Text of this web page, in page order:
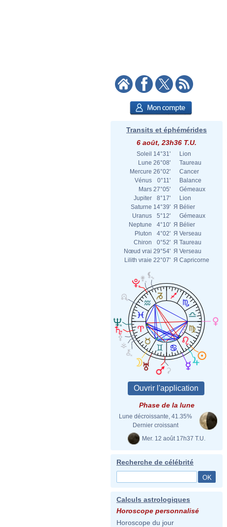
Transits et éphémérides
6 août, 23h36 T.U.
Soleil 14°31'
Lion
Lune 26°08'
Taureau
Mercure 26°02'
Cancer
Vénus
0°11'
Balance
Mars 27°05'
Gémeaux
Jupiter
8°17'
Lion
Saturne 14°39' Я Bélier
Uranus
5°12'
Gémeaux
Neptune
4°10' Я Bélier
Pluton
4°02' Я Verseau
Chiron
0°52' Я Taureau
Nœud vrai 29°54' Я Verseau
Lilith vraie 22°07' Я Capricorne
Phase de la lune
Lune décroissante, 41.35%
Dernier croissant
Mer. 12 août 17h37 T.U.
Recherche de célébrité
Calculs astrologiques
Horoscope personnalisé
Horoscope du jour